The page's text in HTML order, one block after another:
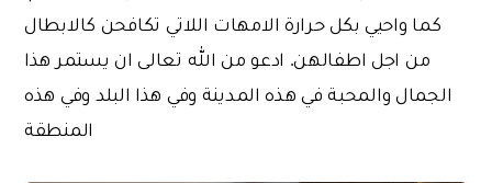
كما واحيي بكل حرارة الامهات اللاتي تكافحن كالابطال
من اجل اطفالهن. ادعو من الله تعالى ان يستمر هذا
الجمال والمحبة في هذه المدينة وفي هذا البلد وفي هذه
المنطقة